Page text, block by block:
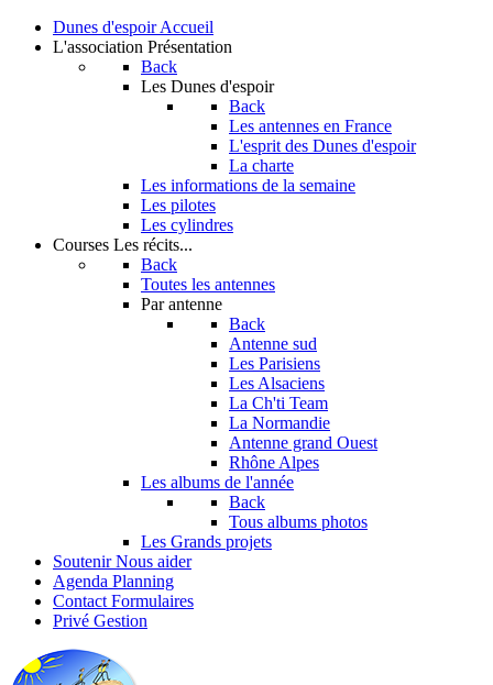
Dunes d'espoir Accueil
L'association Présentation
Back
Les Dunes d'espoir
Back
Les antennes en France
L'esprit des Dunes d'espoir
La charte
Les informations de la semaine
Les pilotes
Les cylindres
Courses Les récits...
Back
Toutes les antennes
Par antenne
Back
Antenne sud
Les Parisiens
Les Alsaciens
La Ch'ti Team
La Normandie
Antenne grand Ouest
Rhône Alpes
Les albums de l'année
Back
Tous albums photos
Les Grands projets
Soutenir Nous aider
Agenda Planning
Contact Formulaires
Privé Gestion